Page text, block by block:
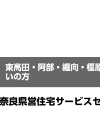
東高田・阿部・纒向・橿
いの方
奈良県営住宅サービス